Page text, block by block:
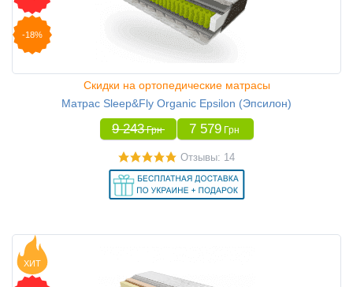
-18%
Скидки на ортопедические матрасы
Матрас Sleep&Fly Organic Epsilon (Эпсилон)
9 243 Грн 7 579 Грн
Отзывы: 14
ХИТ